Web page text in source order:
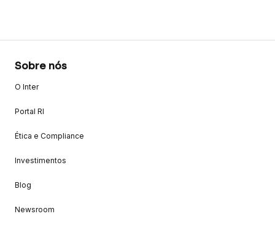
Sobre nós
O Inter
Portal RI
Ética e Compliance
Investimentos
Blog
Newsroom